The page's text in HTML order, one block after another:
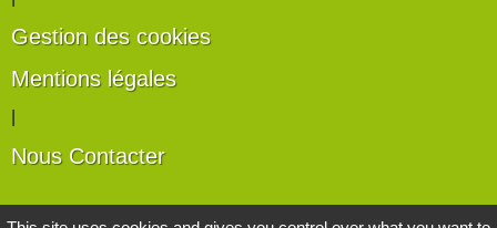
Gestion des cookies
Mentions légales
Nous Contacter